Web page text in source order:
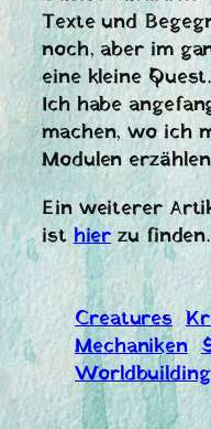
Texte und
noch, aber im
eine kleine Quest.
Ich habe
machen, wo ich
Modulen
Ein weiterer
isthierzu finden.
Creatures
Mechaniken
Worldbuilding